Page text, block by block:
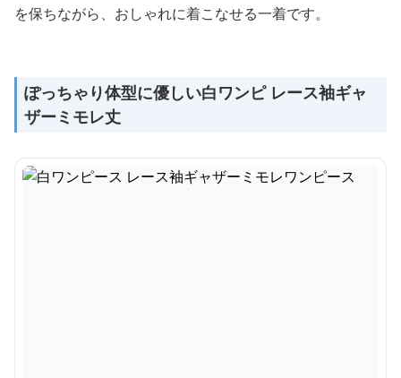
を保ちながら、おしゃれに着こなせる一着です。
ぽっちゃり体型に優しい白ワンピ レース袖ギャ
ザーミモレ丈